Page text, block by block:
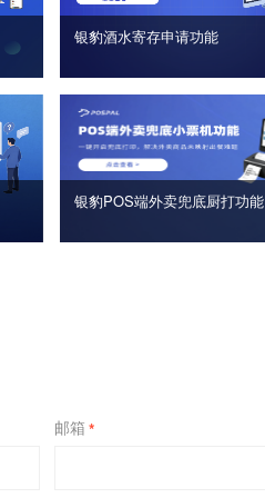
银豹酒水寄存申请功能
银豹POS端外卖兜底厨打功能
邮箱 *